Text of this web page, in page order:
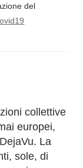
del
collettive
europei,
La
sole, di